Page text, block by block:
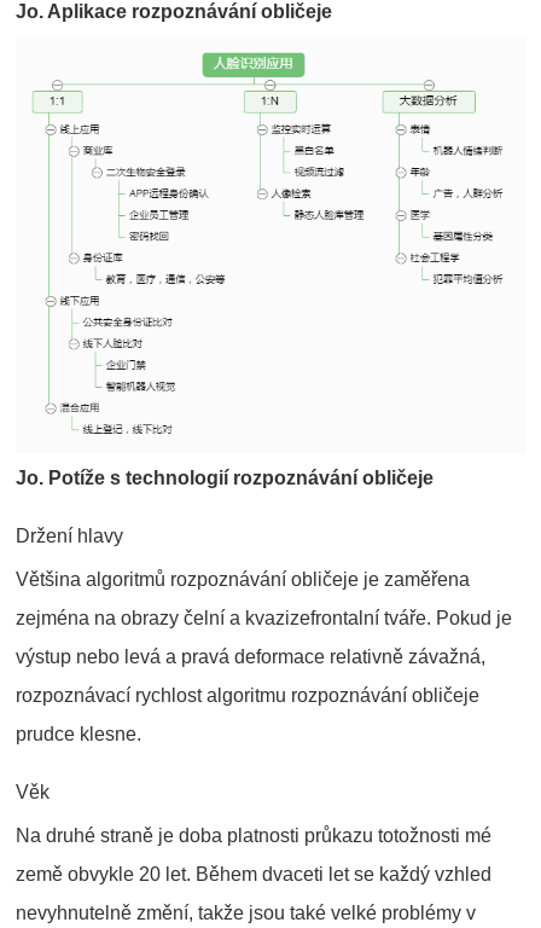
Jo. Aplikace rozpoznávání obličeje
Jo. Potíže s technologií rozpoznávání obličeje
Držení hlavy
Většina algoritmů rozpoznávání obličeje je zaměřena
zejména na obrazy čelní a kvazizefrontalní tváře. Pokud je
výstup nebo levá a pravá deformace relativně závažná,
rozpoznávací rychlost algoritmu rozpoznávání obličeje
prudce klesne.
Věk
Na druhé straně je doba platnosti průkazu totožnosti mé
země obvykle 20 let. Během dvaceti let se každý vzhled
nevyhnutelně změní, takže jsou také velké problémy v